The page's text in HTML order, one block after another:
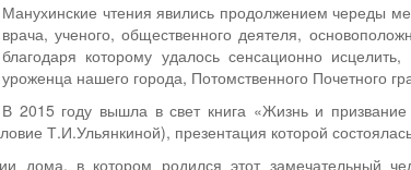
Манухинские чтения явились продолжением череды
врача, ученого, общественного деятеля,
благодаря которому удалось сенсационно
уроженца нашего города, Потомственного Почетного
В 2015 году вышла в свет книга «Жизнь и
Т.И.Ульянкиной), презентация которой
дома, в котором родился этот замечательный